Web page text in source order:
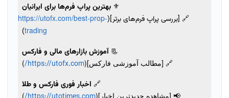
⚜️ بهترین پراپ فرم‌ها برای ایرانیان
🔗 [بررسی پراپ فرم‌های برتر](https://utofx.com/best-prop-
trading
)
📃 آموزش بازارهای مالی و فارکس
🔗 [مطالب آموزشی فارکس](https://utofx.com/
)
🔗 اخبار فوری فارکس و طلا
📢 [مشاهده جدیدترین اخبار]( )